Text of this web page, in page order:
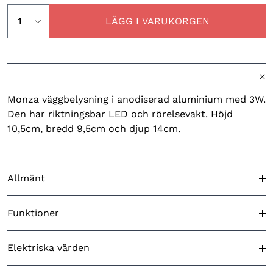
LÄGG I VARUKORGEN
Monza väggbelysning i anodiserad aluminium med 3W.
Den har riktningsbar LED och rörelsevakt. Höjd
10,5cm, bredd 9,5cm och djup 14cm.
Allmänt
Godkänd för utomhusbruk Ja
Färg (produkt) Anodiserad
Funktioner
Ingjutningsfäste ingår N/A
Elektriska värden